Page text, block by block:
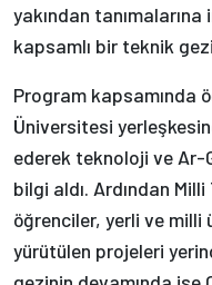
yakından
kapsamlı bir teknik
Program kapsamında
Üniversitesi
ederek teknoloji ve Ar-
bilgi aldı. Ardından
öğrenciler, yerli ve milli
yürütülen projeleri